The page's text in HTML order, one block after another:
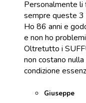
Personalmente li
sempre queste 3
Ho 86 anni e
e non ho
Oltretutto i
non costano
condizione
Giuseppe